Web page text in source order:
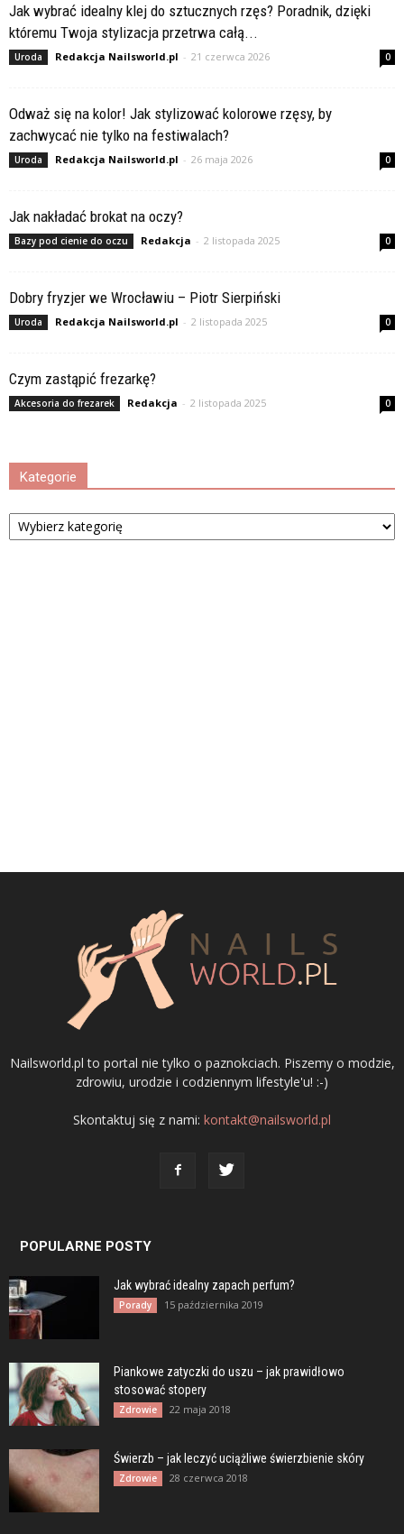
Jak wybrać idealny klej do sztucznych rzęs? Poradnik, dzięki
któremu Twoja stylizacja przetrwa całą...
Uroda Redakcja Nailsworld.pl - 21 czerwca 2026 0
Odważ się na kolor! Jak stylizować kolorowe rzęsy, by
zachwycać nie tylko na festiwalach?
Uroda Redakcja Nailsworld.pl - 26 maja 2026 0
Jak nakładać brokat na oczy?
Bazy pod cienie do oczu Redakcja - 2 listopada 2025 0
Dobry fryzjer we Wrocławiu – Piotr Sierpiński
Uroda Redakcja Nailsworld.pl - 2 listopada 2025 0
Czym zastąpić frezarkę?
Akcesoria do frezarek Redakcja - 2 listopada 2025 0
Kategorie
Kategorie
Nailsworld.pl to portal nie tylko o paznokciach. Piszemy o modzie,
zdrowiu, urodzie i codziennym lifestyle'u! :-)
Skontaktuj się z nami: kontakt@nailsworld.pl
POPULARNE POSTY
Jak wybrać idealny zapach perfum?
Porady 15 października 2019
Piankowe zatyczki do uszu – jak prawidłowo
stosować stopery
Zdrowie 22 maja 2018
Świerzb – jak leczyć uciążliwe świerzbienie skóry
Zdrowie 28 czerwca 2018